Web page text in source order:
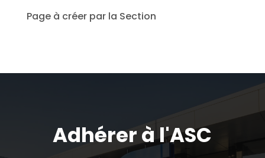
Page à créer par la Section
Adhérer à l'ASC